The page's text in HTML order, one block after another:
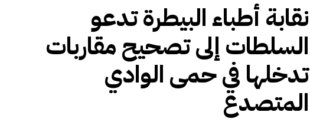
نقابة أطباء البيطرة تدعو
السلطات إلى تصحيح مقاربات
تدخلها في حمى الوادي
المتصدع